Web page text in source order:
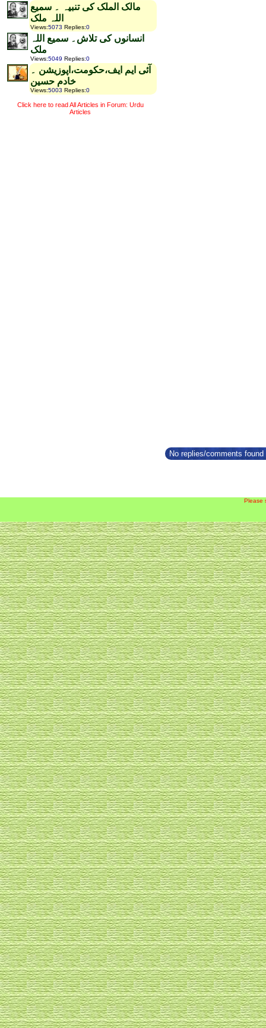
مالک الملک کی تنبیہ ۔ سمیع
اللہ ملک
Views:5073 Replies:0
انسانوں کی تلاش۔ سمیع اللہ
ملک
Views:5049 Replies:0
آئی ایم ایف،حکومت،اپوزیشن ۔
خادم حسین
Views:5003 Replies:0
Click here to read All Articles in Forum: Urdu
Articles
No replies/comments
Please